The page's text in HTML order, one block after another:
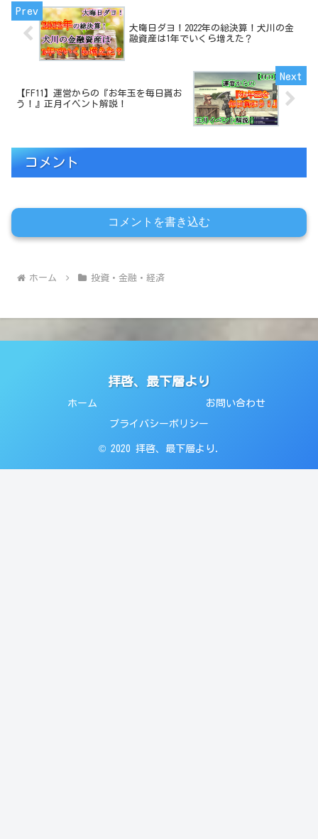
大晦日ダヨ！2022年の総決算！犬川の金
融資産は1年でいくら増えた？
【FF11】運営からの『お年玉を毎日貰お
う！』正月イベント解説！
コメント
コメントを書き込む
ホーム 投資・金融・経済
拝啓、最下層より
ホーム お問い合わせ
プライバシーポリシー
© 2020 拝啓、最下層より.